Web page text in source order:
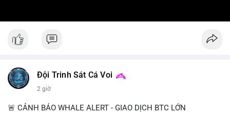
Đội Trinh Sát Cá Voi
2 giờ
🚨 CẢNH BÁO WHALE ALERT - GIAO DỊCH BTC LỚN